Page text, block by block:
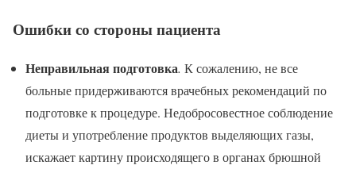
Ошибки со стороны пациента
Неправильная подготовка. К сожалению, не все
больные придерживаются врачебных рекомендаций по
подготовке к процедуре. Недобросовестное соблюдение
диеты и употребление продуктов выделяющих газы,
искажает картину происходящего в органах брюшной